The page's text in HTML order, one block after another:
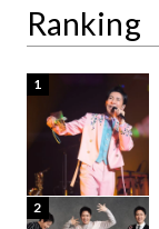
Ranking
1
2